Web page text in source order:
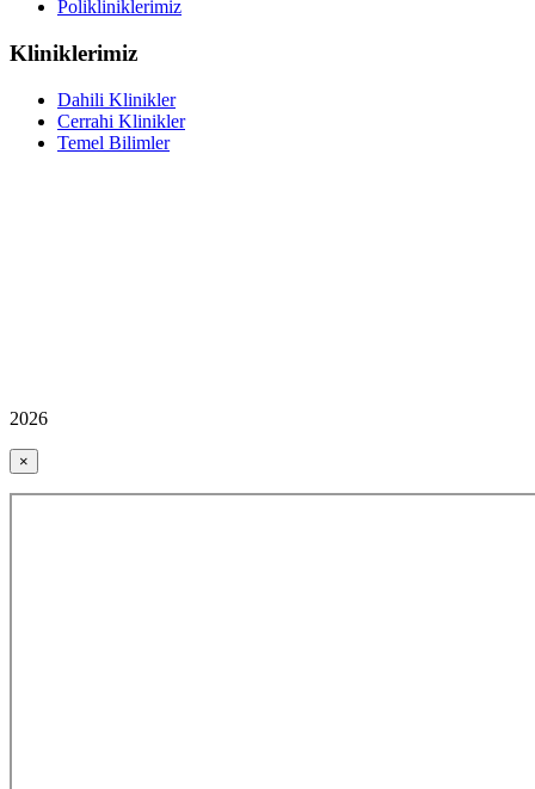
Polikliniklerimiz
Kliniklerimiz
Dahili Klinikler
Cerrahi Klinikler
Temel Bilimler
2026
×